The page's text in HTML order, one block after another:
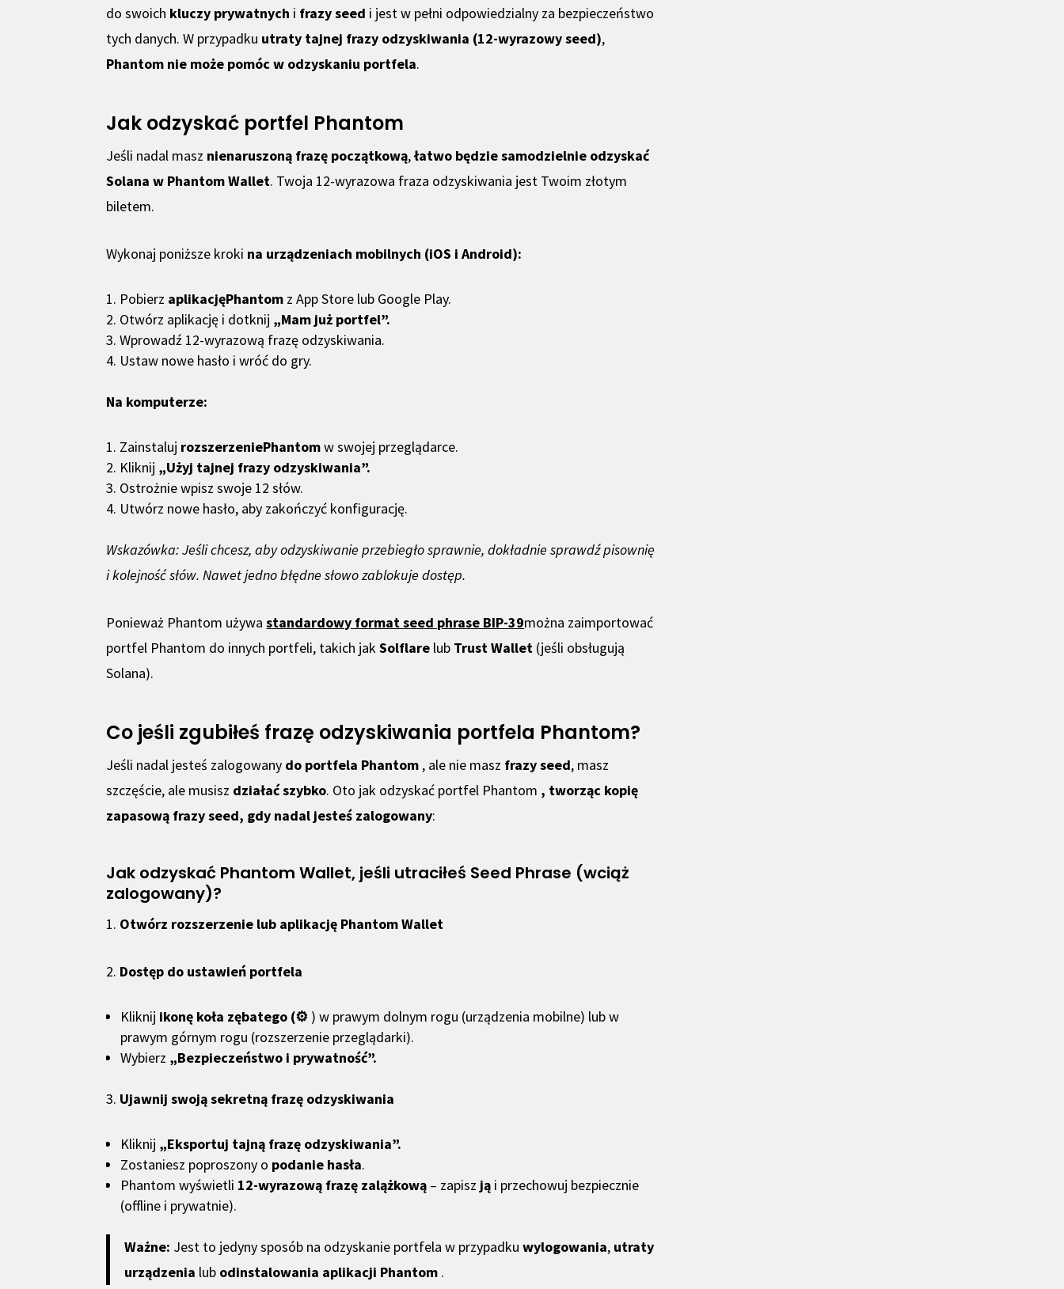
do swoich kluczy prywatnych i frazy seed i jest w pełni odpowiedzialny za bezpieczeństwo
tych danych. W przypadku utraty tajnej frazy odzyskiwania (12-wyrazowy seed),
Phantom nie może pomóc w odzyskaniu portfela.
Jak odzyskać portfel Phantom
Jeśli nadal masz nienaruszoną frazę początkową,łatwo będzie samodzielnie odzyskać
Solana w Phantom Wallet. Twoja 12-wyrazowa fraza odzyskiwania jest Twoim złotym
biletem.
Wykonaj poniższe kroki na urządzeniach mobilnych (iOS i Android):
Pobierz aplikacjęPhantom z App Store lub Google Play.
Otwórz aplikację i dotknij „Mam już portfel”.
Wprowadź 12-wyrazową frazę odzyskiwania.
Ustaw nowe hasło i wróć do gry.
Na komputerze:
Zainstaluj rozszerzeniePhantomw swojej przeglądarce.
Kliknij „Użyj tajnej frazy odzyskiwania”.
Ostrożnie wpisz swoje 12 słów.
Utwórz nowe hasło, aby zakończyć konfigurację.
Wskazówka: Jeśli chcesz, aby odzyskiwanie przebiegło sprawnie, dokładnie sprawdź pisownię
i kolejność słów. Nawet jedno błędne słowo zablokuje dostęp.
Ponieważ Phantom używastandardowy format seed phrase BIP-39można zaimportować
portfel Phantom do innych portfeli, takich jakSolflare lub Trust Wallet (jeśli obsługują
Solana).
Co jeśli zgubiłeś frazę odzyskiwania portfela Phantom?
Jeśli nadal jesteś zalogowany do portfela Phantom , ale nie masz frazy seed, masz
szczęście, ale musisz działać szybko. Oto jak odzyskać portfel Phantom , tworząc kopię
zapasową frazy seed, gdy nadal jesteś zalogowany:
Jak odzyskać Phantom Wallet, jeśli utraciłeś Seed Phrase (wciąż
zalogowany)?
1. Otwórz rozszerzenie lub aplikację Phantom Wallet
2. Dostęp do ustawień portfela
Kliknij ikonę koła zębatego (⚙️ ) w prawym dolnym rogu (urządzenia mobilne) lub w
prawym górnym rogu (rozszerzenie przeglądarki).
Wybierz „Bezpieczeństwo i prywatność”.
3. Ujawnij swoją sekretną frazę odzyskiwania
Kliknij „Eksportuj tajną frazę odzyskiwania”.
Zostaniesz poproszony o podanie hasła.
Phantom wyświetli 12-wyrazową frazę zalążkową – zapisz ją i przechowuj bezpiecznie
(offline i prywatnie).
Ważne: Jest to jedyny sposób na odzyskanie portfela w przypadku wylogowania,utraty
urządzenia lub odinstalowania aplikacji Phantom .